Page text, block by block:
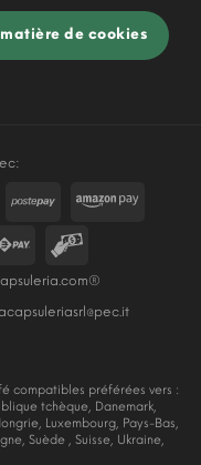
de cookies
compatibles préférées vers :
tchèque, Danemark,
Luxembourg, Pays-Bas,
Suède , Suisse, Ukraine,